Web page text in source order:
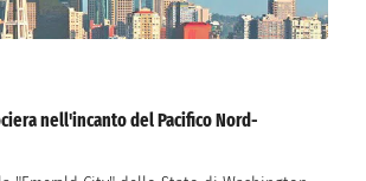
2027 NAVIGAZIONE
nell'incanto del Pacifico Nord-